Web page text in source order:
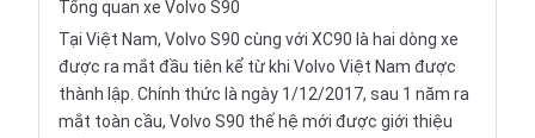
Tổng quan xe Volvo S90
Tại Việt Nam, Volvo S90 cùng với XC90 là hai dòng xe
được ra mắt đầu tiên kể từ khi Volvo Việt Nam được
thành lập. Chính thức là ngày 1/12/2017, sau 1 năm ra
mắt toàn cầu, Volvo S90 thế hệ mới được giới thiệu